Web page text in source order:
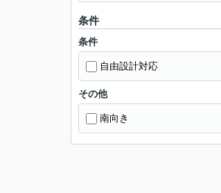
条件
条件
自由設計対応
その他
南向き